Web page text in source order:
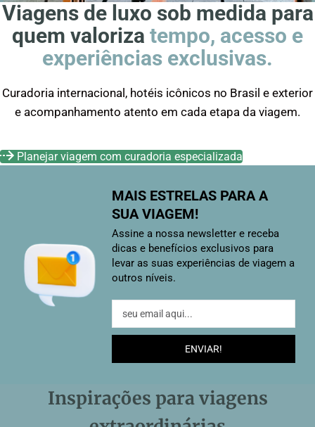
Viagens de luxo sob medida para
quem valoriza tempo, acesso e
experiências exclusivas.
Curadoria internacional, hotéis icônicos no Brasil e exterior
e acompanhamento atento em cada etapa da viagem.
Planejar viagem com curadoria especializada
MAIS ESTRELAS PARA A
SUA VIAGEM!
Assine a nossa newsletter e receba
dicas e benefícios exclusivos para
levar as suas experiências de viagem a
outros níveis.
email
aqui...
Inspirações para viagens